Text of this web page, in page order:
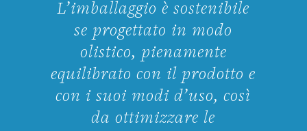
L’imballaggio è sostenibile
se progettato in modo
olistico, pienamente
equilibrato con il prodotto e
con i suoi modi d’uso, così
da ottimizzare le